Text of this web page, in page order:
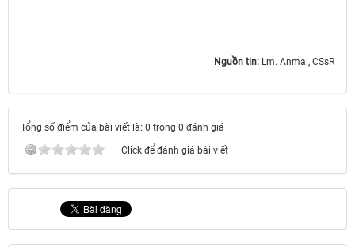
Nguồn tin: Lm. Anmai, CSsR
Tổng số điểm của bài viết là: 0 trong 0 đánh giá
Click để đánh giá bài viết